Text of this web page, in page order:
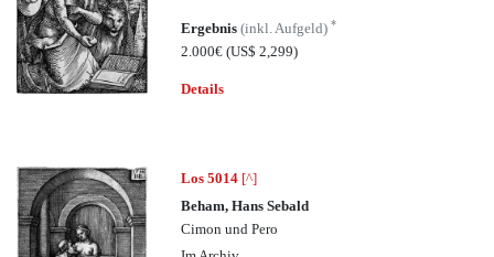
Ergebnis(inkl. Aufgeld)*
2.000€(US$ 2,299)
Details
Los 5014 [^]
Beham, Hans Sebald
Cimon und Pero